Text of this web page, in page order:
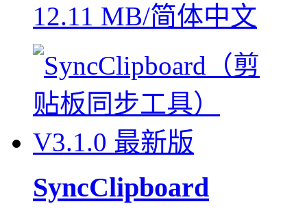
12.11 MB/简体中文
SyncClipboard